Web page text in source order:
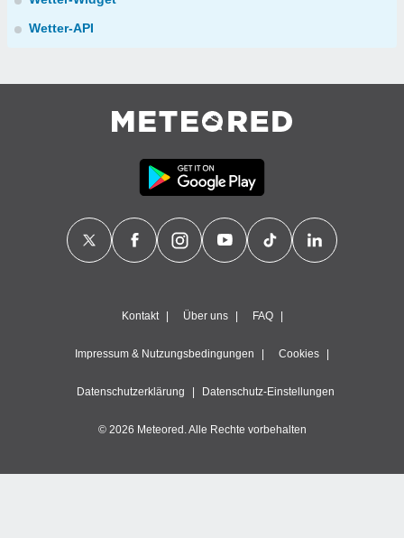
Wetter-API
Kontakt Über uns FAQ
Impressum & Nutzungsbedingungen Cookies
Datenschutzerklärung Datenschutz-Einstellungen
© 2026 Meteored. Alle Rechte vorbehalten